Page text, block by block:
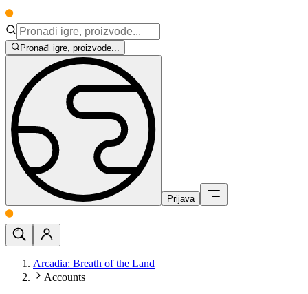
Pronađi igre, proizvode...
Prijava
Arcadia: Breath of the Land
Accounts